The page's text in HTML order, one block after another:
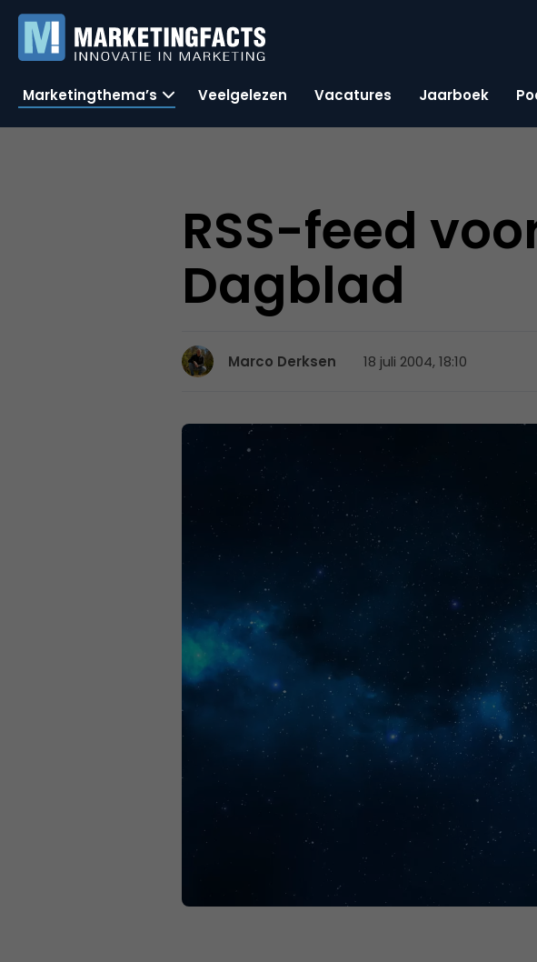
Marketingthema’s Veelgelezen Vacatures Jaarboek
RSS-feed
Dagblad
Marco Derksen 18 juli 2004, 18:10